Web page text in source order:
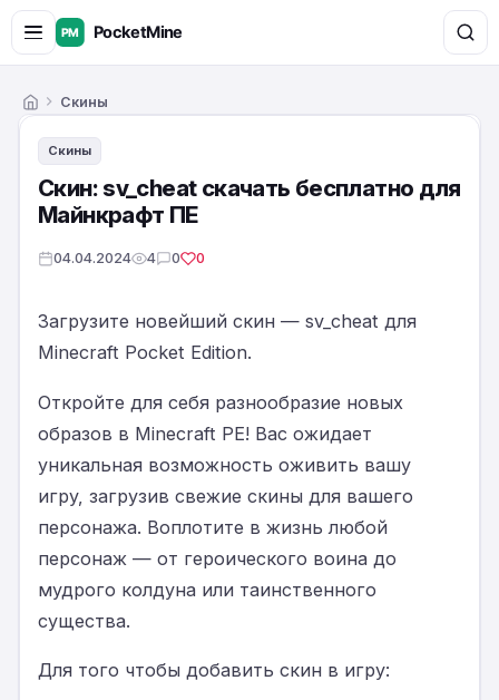
ГлавнаяСкины
Скины
Скин: sv_cheat скачать бесплатно для
Майнкрафт ПЕ
04.04.2024 4 0 0
Загрузите новейший скин — sv_cheat для
Minecraft Pocket Edition.
Откройте для себя разнообразие новых
образов в Minecraft PE! Вас ожидает
уникальная возможность оживить вашу
игру, загрузив свежие скины для вашего
персонажа. Воплотите в жизнь любой
персонаж — от героического воина до
мудрого колдуна или таинственного
существа.
Для того чтобы добавить скин в игру: